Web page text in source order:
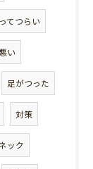
てつらい
い
足がつった
対策
ック